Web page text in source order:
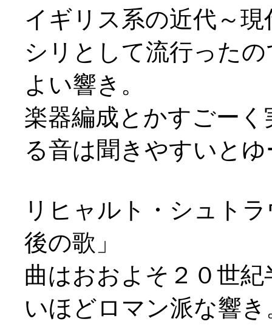
イギリス系の近代～
シリとして流行った
よい響き。
楽器編成とかすごー
る音は聞きやすいとゆ
リヒャルト・シュト
後の歌」
曲はおおよそ２０世
いほどロマン派な響き